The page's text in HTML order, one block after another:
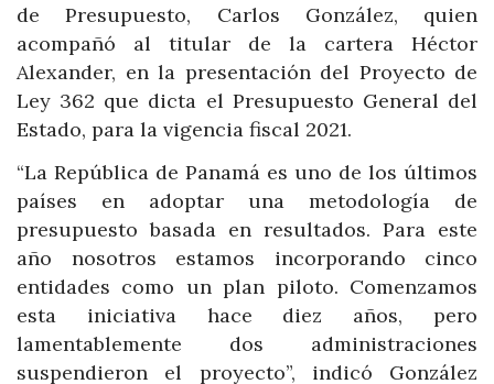
de Presupuesto, Carlos González, quien
acompañó al titular de la cartera Héctor
Alexander, en la presentación del Proyecto de
Ley 362 que dicta el Presupuesto General del
Estado, para la vigencia fiscal 2021.
“La República de Panamá es uno de los últimos
países en adoptar una metodología de
presupuesto basada en resultados. Para este
año nosotros estamos incorporando cinco
entidades como un plan piloto. Comenzamos
esta iniciativa hace diez años, pero
lamentablemente dos administraciones
suspendieron el proyecto”, indicó González